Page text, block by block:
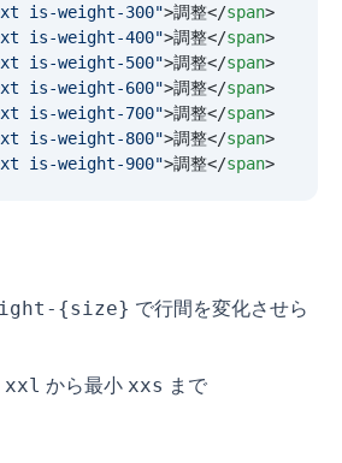
is-weight-300">調整</span>
is-weight-400">調整</span>
is-weight-500">調整</span>
is-weight-600">調整</span>
is-weight-700">調整</span>
is-weight-800">調整</span>
is-weight-900">調整</span>
{size} で行間を変化させら
xxl から最小 xxs まで